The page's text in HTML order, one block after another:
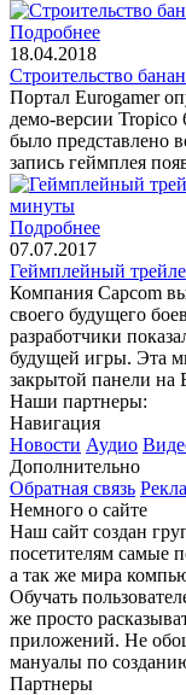
Подробнее
18.04.2018
Строительство
Портал Eurogamer
демо-версии Tropico
было представлено
запись геймплея
Подробнее
07.07.2017
Геймплейный
Компания Capcom
своего будущего
разработчики
будущей игры. Эта
закрытой панели на
Наши партнеры:
Навигация
Новости Аудио
Дополнительно
Обратная связь
Немного о сайте
Наш сайт создан
посетителям самые
а так же мира
Обучать
же просто
приложений. Не
мануалы по
Партнеры